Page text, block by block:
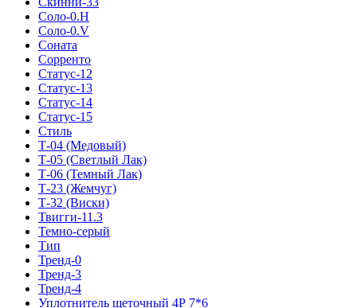
Соло-0.H
Соло-0.V
Соната
Сорренто
Статус-12
Статус-13
Статус-14
Статус-15
Стиль
Т-04 (Медовый)
Т-05 (Светлый Лак)
Т-06 (Темный Лак)
Т-23 (Жемчуг)
Т-32 (Виски)
Твигги-11.3
Темно-серый
Тип
Тренд-0
Тренд-3
Тренд-4
Уплотнитель щеточный 4Р 7*6